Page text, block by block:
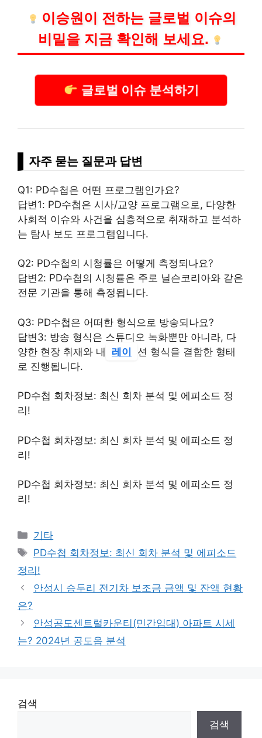
이승원이 전하는 글로벌 이슈의
비밀을 지금 확인해 보세요.
글로벌 이슈 분석하기
자주 묻는 질문과 답변
Q1: PD수첩은 어떤 프로그램인가요?
답변1: PD수첩은 시사/교양 프로그램으로, 다양한
사회적 이슈와 사건을 심층적으로 취재하고 분석하
는 탐사 보도 프로그램입니다.
Q2: PD수첩의 시청률은 어떻게 측정되나요?
답변2: PD수첩의 시청률은 주로 닐슨코리아와 같은
전문 기관을 통해 측정됩니다.
Q3: PD수첩은 어떠한 형식으로 방송되나요?
답변3: 방송 형식은 스튜디오 녹화뿐만 아니라, 다
양한 현장 취재와 내
레이
션 형식을 결합한 형태
로 진행됩니다.
PD수첩 회차정보: 최신 회차 분석 및 에피소드 정
리!
PD수첩 회차정보: 최신 회차 분석 및 에피소드 정
리!
PD수첩 회차정보: 최신 회차 분석 및 에피소드 정
리!
Categories
기타
Tags
PD수첩 회차정보: 최신 회차 분석 및 에피소드
정리!
안성시 승두리 전기차 보조금 금액 및 잔액 현황
은?
안성공도센트럴카운티(민간임대) 아파트 시세
는? 2024년 공도읍 분석
검색
검색